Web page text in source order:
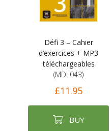
Défi 3 – Cahier
d’exercices + MP3
téléchargeables
(MDL043)
£11.95
BUY